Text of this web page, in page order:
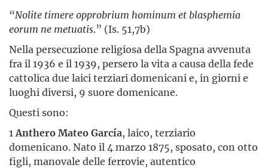
“Nolite timere opprobrium hominum et blasphemia
eorum ne metuatis.” (Is. 51,7b)
Nella persecuzione religiosa della Spagna avvenuta
fra il 1936 e il 1939, persero la vita a causa della fede
cattolica due laici terziari domenicani e, in giorni e
luoghi diversi, 9 suore domenicane.
Questi sono:
1 Anthero Mateo García, laico, terziario
domenicano. Nato il 4 marzo 1875, sposato, con otto
figli, manovale delle ferrovie, autentico